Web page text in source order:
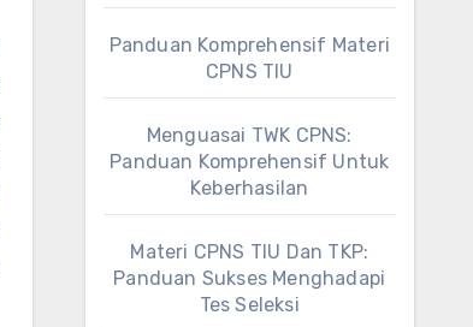
Panduan Komprehensif Materi
CPNS TIU
Menguasai TWK CPNS:
Panduan Komprehensif Untuk
Keberhasilan
Materi CPNS TIU Dan TKP:
Panduan Sukses Menghadapi
Tes Seleksi